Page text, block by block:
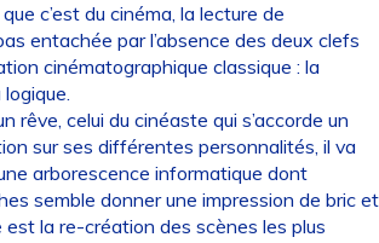
c’est du cinéma, la lecture de
entachée par l’absence des deux clefs
cinématographique classique : la
rêve, celui du cinéaste qui s’accorde un
sur ses différentes personnalités, il va
arborescence informatique dont
semble donner une impression de bric et
est la re-création des scènes les plus